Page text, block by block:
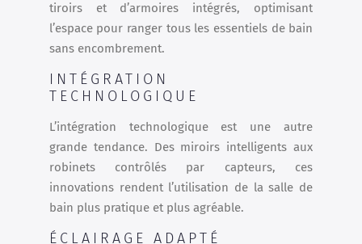
tiroirs et d’armoires intégrés, optimisant
l’espace pour ranger tous les essentiels de bain
sans encombrement.
INTÉGRATION
TECHNOLOGIQUE
L’intégration technologique est une autre
grande tendance. Des miroirs intelligents aux
robinets contrôlés par capteurs, ces
innovations rendent l’utilisation de la salle de
bain plus pratique et plus agréable.
ÉCLAIRAGE ADAPTÉ